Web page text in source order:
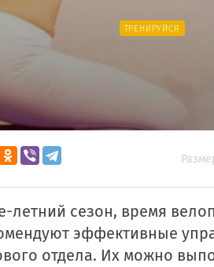
ТРЕНИРУЙСЯ
летний сезон, время
эффективные
отдела. Их можно